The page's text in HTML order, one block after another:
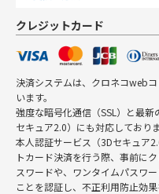
クレジットカード
決済システムは、クロネコweb
います。
強度な暗号化通信（SSL）と最
セキュア2.0）にも対応しておりま
本人認証サービス（3Dセキュア
トカード決済を行う際、事前に
スワードや、ワンタイムパスワ
ことを認証し、不正利用防止効果